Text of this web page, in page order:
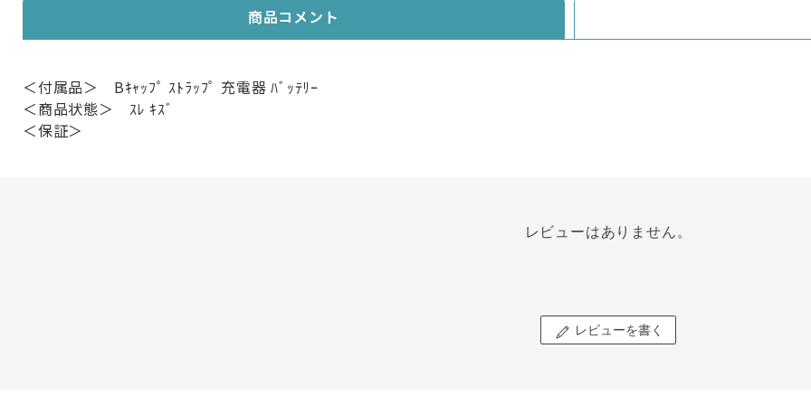
商品コメント
＜付属品＞ Bｷｬｯﾌﾟ ｽﾄﾗｯﾌﾟ 充電器 ﾊﾞｯﾃﾘｰ
＜商品状態＞ ｽﾚ ｷｽﾞ
＜保証＞
レビューはありません。
レビューを書く